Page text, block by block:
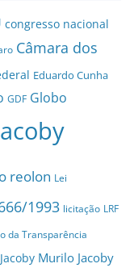
congresso nacional
Câmara dos
Eduardo Cunha
GDF Globo
reolon Lei
1993 licitação LRF
da Transparência
Murilo Jacoby